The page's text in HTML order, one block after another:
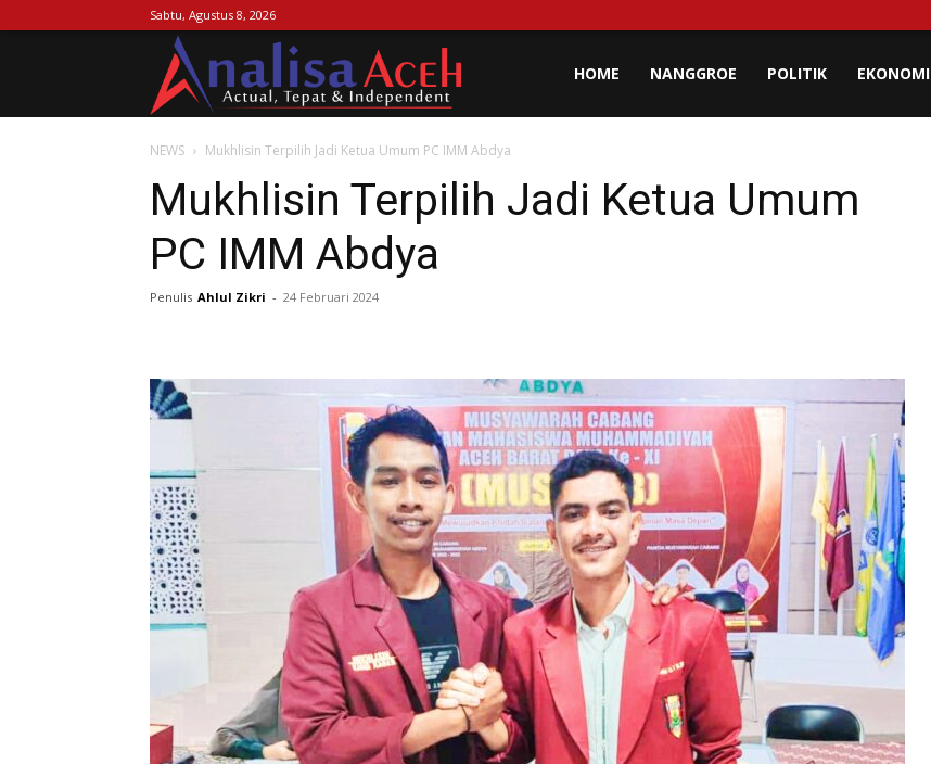
Sabtu, Agustus 8, 2026
Aceh
HOME NANGGROE POLITIK EKONOMI
NEWS Mukhlisin Terpilih Jadi Ketua Umum PC IMM Abdya
Mukhlisin Terpilih Jadi Ketua Umum
PC IMM Abdya
Penulis Ahlul Zikri - 24 Februari 2024